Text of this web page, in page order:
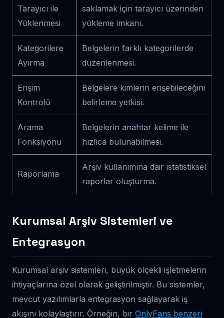
Tarayıcı ile
Yüklenmesi
saklamak için tarayıcı üzerinden
yükleme imkanı.
Kategorilere
Ayırma
Belgelerin farklı kategorilerde
düzenlenmesi.
Erişim
Kontrolü
Belgelere kimlerin erişebileceğini
belirleme yetkisi.
Arama
Fonksiyonu
Belgelerin anahtar kelime ile
hızlıca bulunabilmesi.
Raporlama
Arşiv kullanımına dair istatistiksel
raporlar oluşturma.
Kurumsal Arşiv Sistemleri ve
Entegrasyon
Kurumsal arşiv sistemleri, büyük ölçekli işletmelerin
ihtiyaçlarına özel olarak geliştirilmiştir. Bu sistemler,
mevcut yazılımlarla entegrasyon sağlayarak iş
akışını kolaylaştırır. Örneğin, bir OnlyFans benzeri